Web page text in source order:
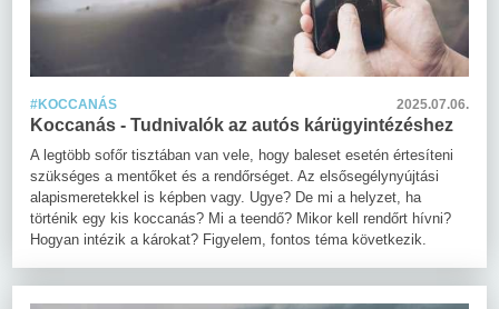
#KOCCANÁS 2025.07.06.
Koccanás - Tudnivalók az autós kárügyintézéshez
A legtöbb sofőr tisztában van vele, hogy baleset esetén értesíteni
szükséges a mentőket és a rendőrséget. Az elsősegélynyújtási
alapismeretekkel is képben vagy. Ugye? De mi a helyzet, ha
történik egy kis koccanás? Mi a teendő? Mikor kell rendőrt hívni?
Hogyan intézik a károkat? Figyelem, fontos téma következik.